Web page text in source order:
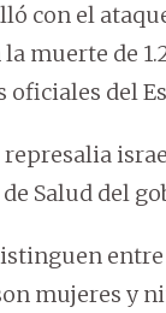
con el
muerte de
oficiales del
Salud del
mujeres y